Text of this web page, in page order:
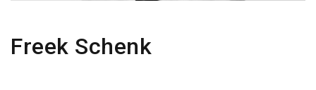
Freek Schenk